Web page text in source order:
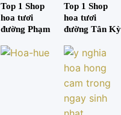
Top 1 Shop
hoa tươi
đường Phạm
Top 1 Shop
hoa tươi
đường Tân Kỳ